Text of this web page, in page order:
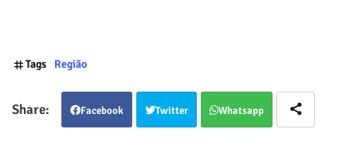
Tags Região
Facebook Twitter Whatsapp